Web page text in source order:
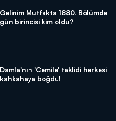
Gelinim Mutfakta 1880. Bölümde
gün birincisi kim oldu?
Damla'nın 'Cemile' taklidi herkesi
kahkahaya boğdu!